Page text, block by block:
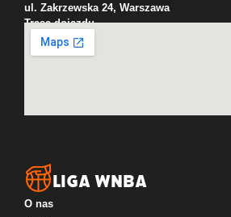
ul. Zakrzewska 24, Warszawa
Trasa dojazdu
LIGA WNBA
O nas